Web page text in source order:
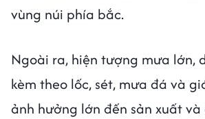
vùng núi phía bắc.
Ngoài ra, hiện tượng mưa lớn,
kèm theo lốc, sét, mưa đá và
ảnh hưởng lớn đến sản xuất